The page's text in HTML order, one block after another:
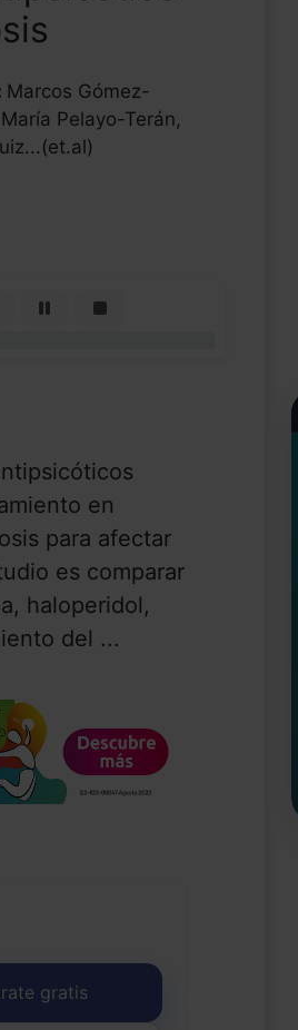
Marcos Gómez-
Pelayo-Terán,
en
para afectar
es comparar
haloperidol,
del ...
gratis